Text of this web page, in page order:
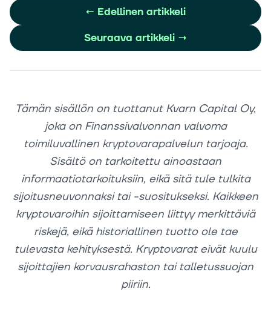
← Edellinen artikkeli
Seuraava artikkeli →
Tämän sisällön on tuottanut Kvarn Capital Oy,
joka on Finanssivalvonnan valvoma
toimiluvallinen kryptovarapalvelun tarjoaja.
Sisältö on tarkoitettu ainoastaan
informaatiotarkoituksiin, eikä sitä tule tulkita
sijoitusneuvonnaksi tai -suositukseksi. Kaikkeen
kryptovaroihin sijoittamiseen liittyy merkittäviä
riskejä, eikä historiallinen tuotto ole tae
tulevasta kehityksestä. Kryptovarat eivät kuulu
sijoittajien korvausrahaston tai talletussuojan
piiriin.